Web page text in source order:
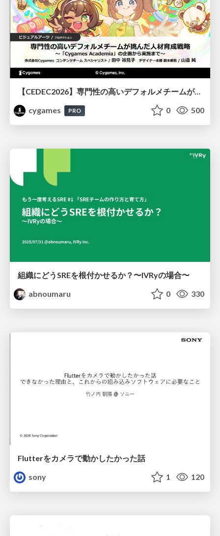
【CEDEC2026】専門性の高いデフォルメチームが挑んだ人材育成戦略 〜Cygames Academiaの企画から実施まで〜
cygames
PRO 0 500
組織にどうSREを根付かせるか？〜IVRyの場合〜
abnoumaru
0 330
Flutterをカメラで動かしたかった話
sony
1 120